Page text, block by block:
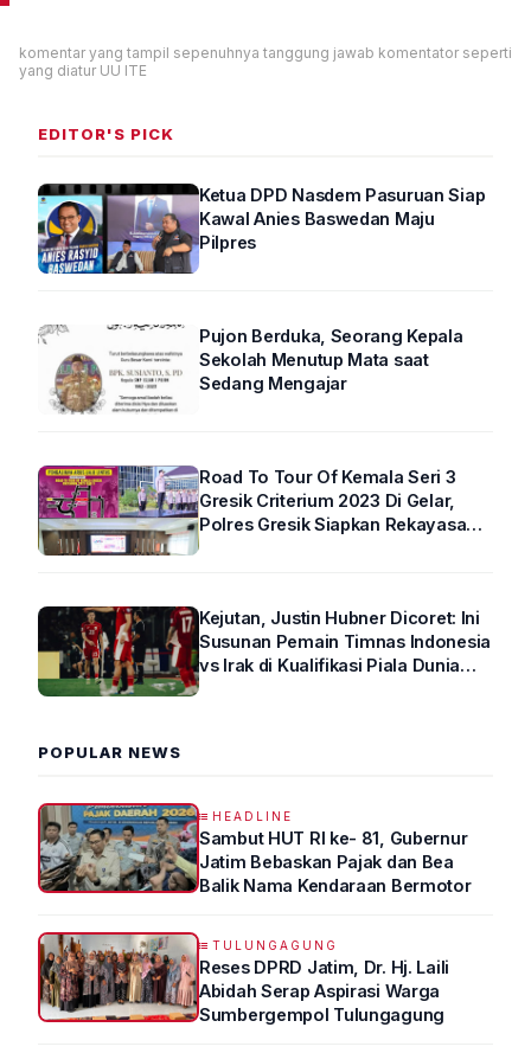
komentar yang tampil sepenuhnya tanggung jawab komentator seperti
yang diatur UU ITE
EDITOR'S PICK
Ketua DPD Nasdem Pasuruan Siap
Kawal Anies Baswedan Maju
Pilpres
Pujon Berduka, Seorang Kepala
Sekolah Menutup Mata saat
Sedang Mengajar
Road To Tour Of Kemala Seri 3
Gresik Criterium 2023 Di Gelar,
Polres Gresik Siapkan Rekayasa
Kejutan, Justin Hubner Dicoret: Ini
Susunan Pemain Timnas Indonesia
vs Irak di Kualifikasi Piala Dunia
POPULAR NEWS
HEADLINE
Sambut HUT RI ke- 81, Gubernur
Jatim Bebaskan Pajak dan Bea
Balik Nama Kendaraan Bermotor
TULUNGAGUNG
Reses DPRD Jatim, Dr. Hj. Laili
Abidah Serap Aspirasi Warga
Sumbergempol Tulungagung